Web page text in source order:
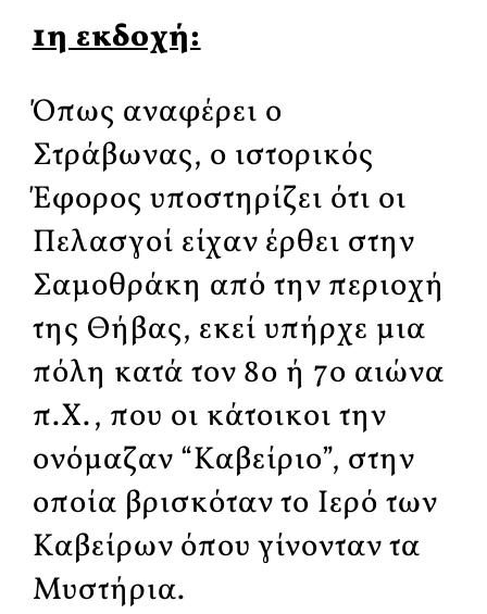
1η εκδοχή:
Όπως αναφέρει ο
Στράβωνας, ο ιστορικός
Έφορος υποστηρίζει ότι οι
Πελασγοί είχαν έρθει στην
Σαμοθράκη από την περιοχή
της Θήβας, εκεί υπήρχε μια
πόλη κατά τον 8ο ή 7ο αιώνα
π.Χ., που οι κάτοικοι την
ονόμαζαν “Καβείριο”, στην
οποία βρισκόταν το Ιερό των
Καβείρων όπου γίνονταν τα
Μυστήρια.